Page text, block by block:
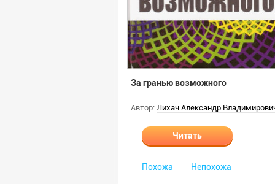
За гранью возможного
Автор: Лихач Александр
Читать
Похожа Непохожа